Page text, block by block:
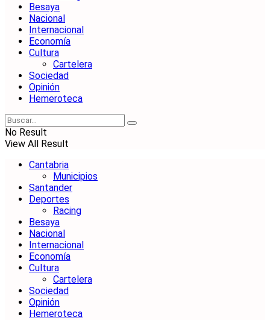
Besaya
Nacional
Internacional
Economía
Cultura
Cartelera
Sociedad
Opinión
Hemeroteca
No Result
View All Result
Cantabria
Municipios
Santander
Deportes
Racing
Besaya
Nacional
Internacional
Economía
Cultura
Cartelera
Sociedad
Opinión
Hemeroteca